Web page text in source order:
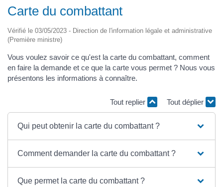
Carte du combattant
Vérifié le 03/05/2023 - Direction de l'information légale et administrative
(Première ministre)
Vous voulez savoir ce qu'est la carte du combattant, comment
en faire la demande et ce que la carte vous permet ? Nous vous
présentons les informations à connaître.
Tout replier Tout déplier
Qui peut obtenir la carte du combattant ?
Comment demander la carte du combattant ?
Que permet la carte du combattant ?